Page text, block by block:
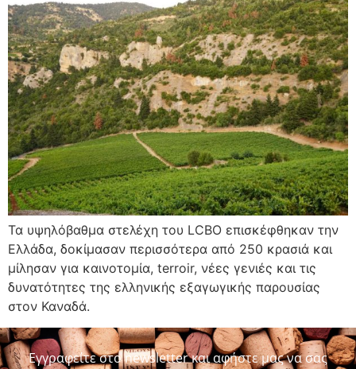
Τα υψηλόβαθμα στελέχη του LCBO επισκέφθηκαν την
Ελλάδα, δοκίμασαν περισσότερα από 250 κρασιά και
μίλησαν για καινοτομία, terroir, νέες γενιές και τις
δυνατότητες της ελληνικής εξαγωγικής παρουσίας
στον Καναδά.
Εγγραφείτε στο newsletter και αφήστε μας να σας